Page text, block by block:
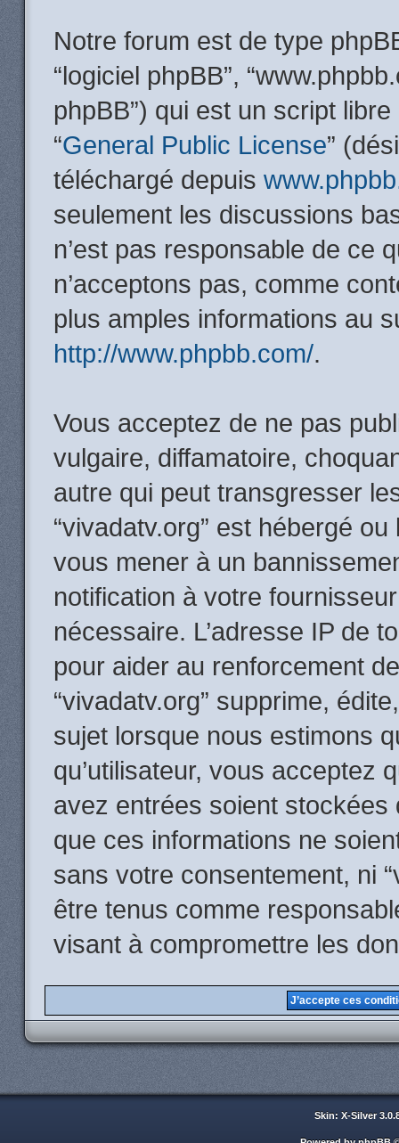
Notre forum est de type
“logiciel phpBB”,
phpBB”) qui est un script
“General Public License”
téléchargé depuis
seulement les discussions
n’est pas responsable de ce
n’acceptons pas, comme
plus amples informations au
http://www.phpbb.com/.
Vous acceptez de ne pas
vulgaire, diffamatoire,
autre qui peut transgresser
“vivadatv.org” est hébergé
vous mener à un
notification à votre
nécessaire. L’adresse IP de
pour aider au renforcement
“vivadatv.org” supprime,
sujet lorsque nous estimons
qu’utilisateur, vous acceptez
avez entrées soient
que ces informations ne
sans votre consentement, ni
être tenus comme
visant à compromettre les
Skin: X-Silver